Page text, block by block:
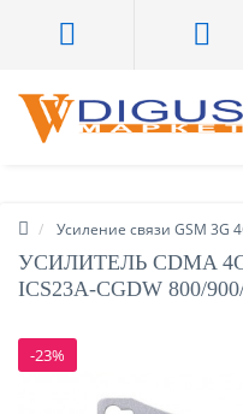
Усиление связи GSM 3G
УСИЛИТЕЛЬ CDMA
ICS23A-CGDW 800/
-23%